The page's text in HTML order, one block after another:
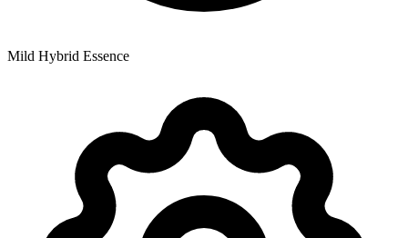
Mild Hybrid Essence